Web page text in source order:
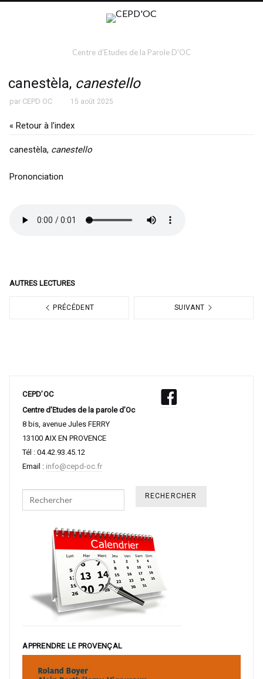
Centre d'Etudes de la Parole D'OC
canestèla, canestello
par CEPD OC 15 août 2025
« Retour à l'index
canestèla, canestello
Prononciation
AUTRES LECTURES
PRÉCÉDENT SUIVANT
CEPD’OC
Centre d’Etudes de la parole d’Oc
8 bis, avenue Jules FERRY
13100 AIX EN PROVENCE
Tél : 04.42.93.45.12
Email : info@cepd-oc.fr
Search
APPRENDRE LE PROVENÇAL